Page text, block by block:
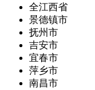
全江西省
景德镇市
抚州市
吉安市
宜春市
萍乡市
南昌市